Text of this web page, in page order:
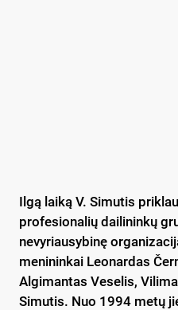
Ilgą laiką V. Simutis
profesionalių dailininkų
nevyriausybinę
menininkai Leonardas
Algimantas Veselis,
Simutis. Nuo 1994 metų